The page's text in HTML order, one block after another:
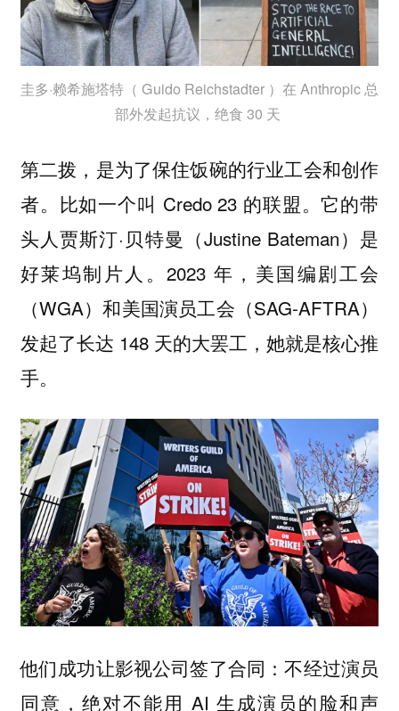
圭多·赖希施塔特（ Guido Reichstadter ）在 Anthropic 总
部外发起抗议，绝食 30 天
第二拨，是为了保住饭碗的行业工会和创作
者。比如一个叫 Credo 23 的联盟。它的带
头人贾斯汀·贝特曼（Justine Bateman）是
好莱坞制片人。2023 年，美国编剧工会
（WGA）和美国演员工会（SAG-AFTRA）
发起了长达 148 天的大罢工，她就是核心推
手。
他们成功让影视公司签了合同：不经过演员
同意，绝对不能用 AI 生成演员的脸和声